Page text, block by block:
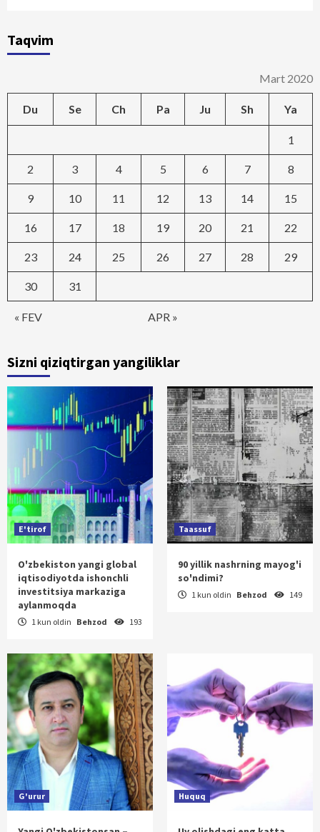
Taqvim
Mart 2020
Du Se Ch Pa Ju Sh Ya
« FEV APR »
1
2 3 4 5 6 7 8
9 10 11 12 13 14 15
16 17 18 19 20 21 22
23 24 25 26 27 28 29
30 31
Sizni qiziqtirgan yangiliklar
E'tirof
O'zbekiston yangi global
iqtisodiyotda ishonchli
investitsiya markaziga
aylanmoqda
1 kun oldin Behzod 193
Taassuf
90 yillik nashrning mayog'i
so'ndimi?
1 kun oldin Behzod 149
G'urur Huquq